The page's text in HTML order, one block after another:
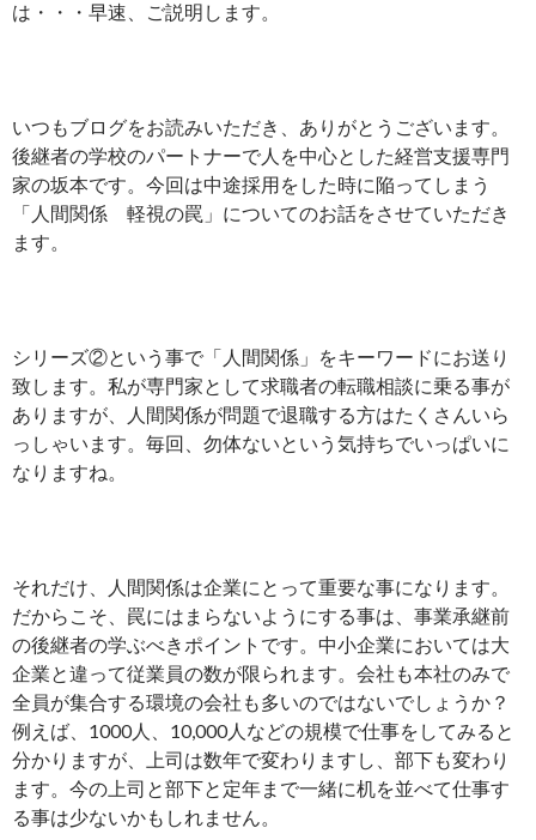
は・・・早速、ご説明します。
いつもブログをお読みいただき、ありがとうございます。
後継者の学校のパートナーで人を中心とした経営支援専門
家の坂本です。今回は中途採用をした時に陥ってしまう
「人間関係 軽視の罠」についてのお話をさせていただき
ます。
シリーズ②という事で「人間関係」をキーワードにお送り
致します。私が専門家として求職者の転職相談に乗る事が
ありますが、人間関係が問題で退職する方はたくさんいら
っしゃいます。毎回、勿体ないという気持ちでいっぱいに
なりますね。
それだけ、人間関係は企業にとって重要な事になります。
だからこそ、罠にはまらないようにする事は、事業承継前
の後継者の学ぶべきポイントです。中小企業においては大
企業と違って従業員の数が限られます。会社も本社のみで
全員が集合する環境の会社も多いのではないでしょうか？
例えば、1000人、10,000人などの規模で仕事をしてみると
分かりますが、上司は数年で変わりますし、部下も変わり
ます。今の上司と部下と定年まで一緒に机を並べて仕事す
る事は少ないかもしれません。